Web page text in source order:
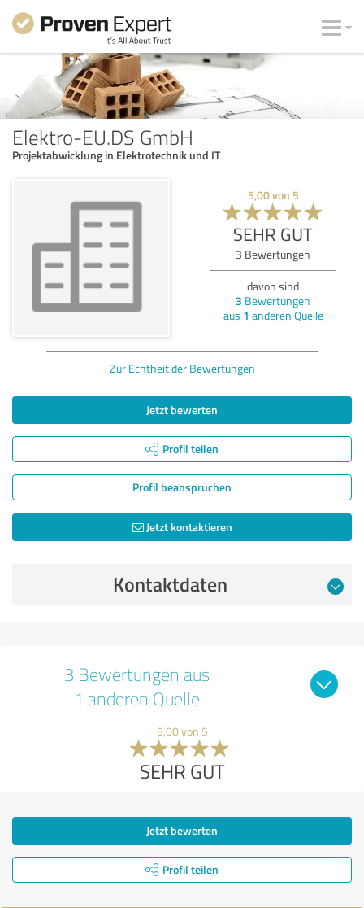
Elektro-EU.DS GmbH
Projektabwicklung in Elektrotechnik und IT
5,00von 5
SEHR GUT
3 Bewertungen
davon sind
3 Bewertungen
aus 1 anderen Quelle
Zur Echtheit der Bewertungen
Jetzt bewerten
Profil teilen
Profil beanspruchen
Jetzt kontaktieren
Kontaktdaten
3 Bewertungen aus
1 anderen Quelle
5,00 von 5
SEHR GUT
Jetzt bewerten
Profil teilen